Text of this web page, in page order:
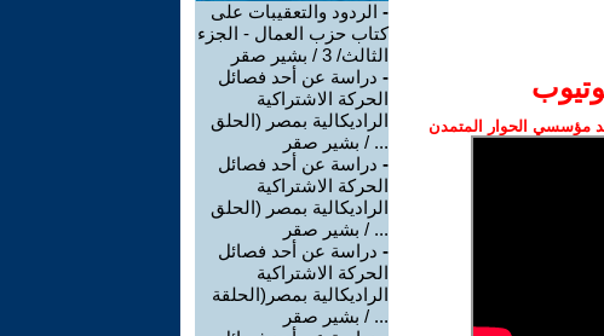
مؤسسي الحوار المتمدن
- الردود والتعقيبات على
كتاب حزب العمال - الجزء
الثالث/ 3 / بشير صقر
- دراسة عن أحد فصائل
الحركة الاشتراكية
الراديكالية بمصر (الحلق
... / بشير صقر
- دراسة عن أحد فصائل
الحركة الاشتراكية
الراديكالية بمصر (الحلق
... / بشير صقر
- دراسة عن أحد فصائل
الحركة الاشتراكية
الراديكالية بمصر(الحلقة
... / بشير صقر